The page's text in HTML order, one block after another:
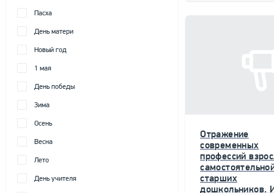
Пасха
День матери
Новый год
1 мая
День победы
Зима
Осень
Весна
Лето
День учителя
Отражение
современных
профессий
старших
дошкольников.